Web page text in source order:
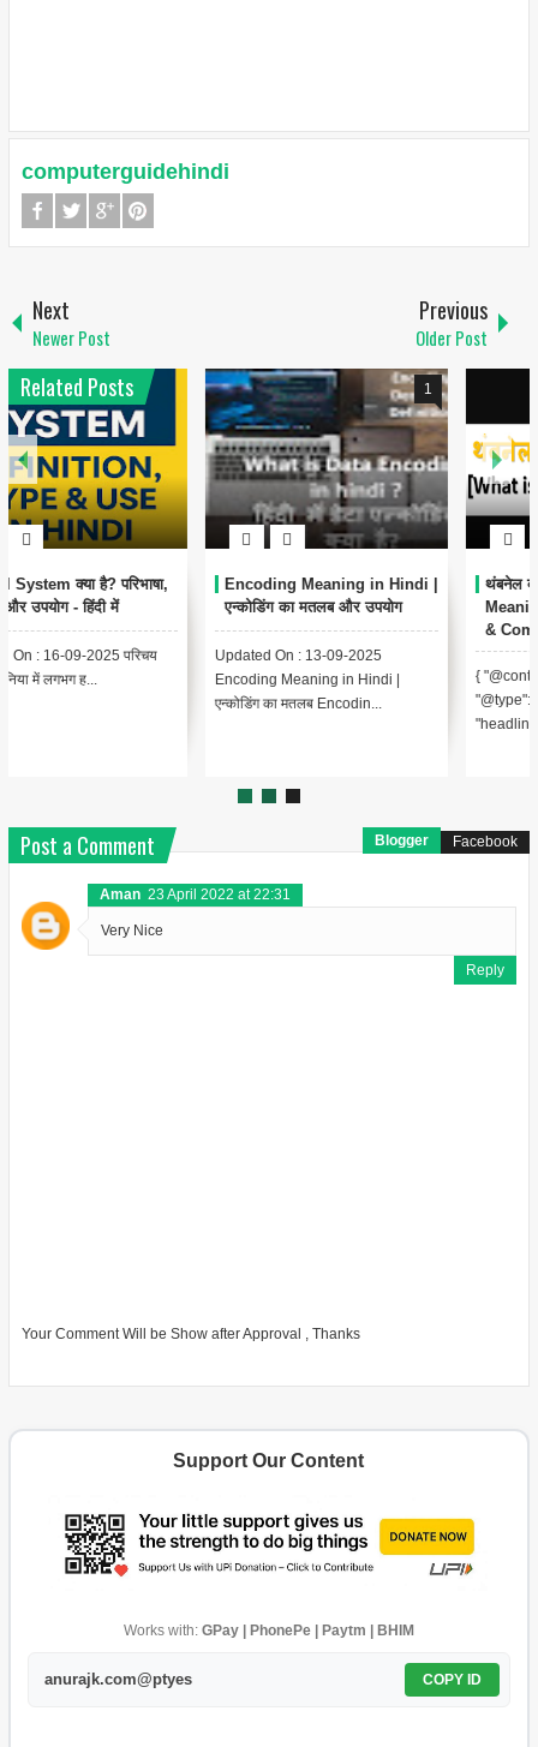
computerguidehindi
Next
Newer Post
Previous
Older Post
Related Posts 1
Encoding Meaning in Hindi |
एन्कोडिंग का मतलब और उपयोग
Updated On : 13-09-2025
Encoding Meaning in Hindi |
थंबनेल क्या है? | Thumbnail
Meaning in Hindi (YouTube
& Computer Example)
{ "@context": "https://schema.org",
"@type": "BlogPosting",
Post a Comment Blogger Facebook
Aman 23 April 2022 at 22:31
Very Nice
Reply
Your Comment Will be Show after Approval , Thanks
Support Our Content
Works with: GPay | PhonePe | Paytm | BHIM
anurajk.com@ptyes COPY ID